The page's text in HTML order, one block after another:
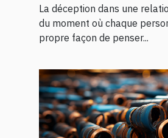
La déception dans une
du moment où chaque
propre façon de penser...